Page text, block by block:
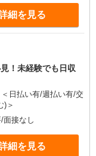
細を見る
！未経験でも日収
日払い有/週払い有/交
)＞
接なし
細を見る